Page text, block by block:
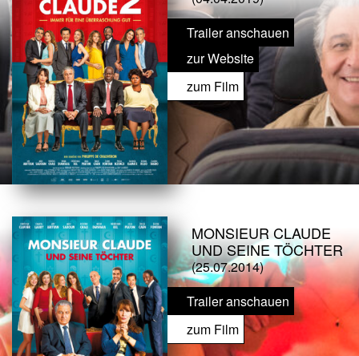
Trailer anschauen
zur Website
zum Film
MONSIEUR CLAUDE
UND SEINE TÖCHTER
(25.07.2014)
Trailer anschauen
zum Film